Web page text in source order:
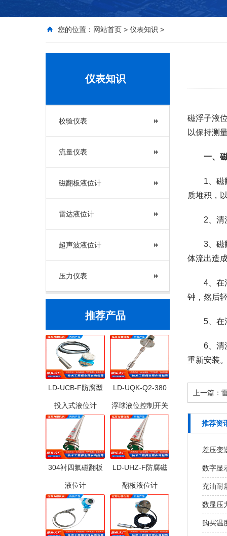
您的位置： 网站首页 > 仪表知识 >
仪表知识
校验仪表
流量仪表
磁翻板液位计
雷达液位计
超声波液位计
压力仪表
推荐产品
LD-UCB-F防腐型
投入式液位计
LD-UQK-Q2-380
浮球液位控制开关
304衬四氟磁翻板
液位计
LD-UHZ-F防腐磁
翻板液位计
磁浮子液
以保持测
一、
1、磁翻
质堆积，
2、清洗
3、磁翻
体流出造
4、在清
钟，然后
5、在清
6、清洗
重新安装
上一篇：
推荐资
差压变
数字显
充油耐
数显压
购买温